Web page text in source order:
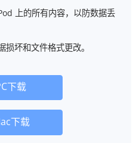
上的所有内容，以防数据丢
坏和文件格式更改。
下载
下载